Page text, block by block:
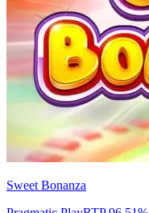
Sweet Bonanza